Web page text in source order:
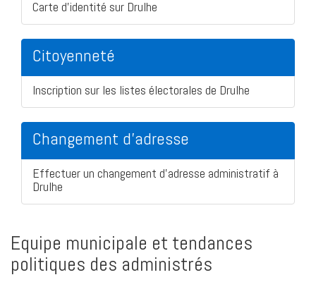
Carte d'identité sur Drulhe
Citoyenneté
Inscription sur les listes électorales de Drulhe
Changement d'adresse
Effectuer un changement d'adresse administratif à
Drulhe
Equipe municipale et tendances
politiques des administrés